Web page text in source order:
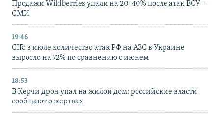
Продажи Wildberries упали на 20-40% после атак ВСУ –
СМИ
19:46
CIR: в июле количество атак РФ на АЗС в Украине
выросло на 72% по сравнению с июнем
18:53
В Керчи дрон упал на жилой дом: российские власти
сообщают о жертвах